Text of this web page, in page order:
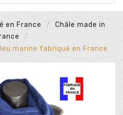
en France
Châle made in
marine fabriqué en France